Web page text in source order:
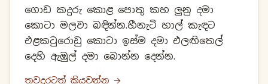
ගොඩ කදුරු කොළ පොතු කහ ලුනු දමා
කොටා මලවා බඳින්න.හීනැටි හාල් කැඳට
එළකටුරොඩු කොටා ඉස්ම දමා එලඟිතෙල්
දෙහි ඇඹුල් දමා බොන්න දෙන්න.
තවදුරටත් කියවන්න →